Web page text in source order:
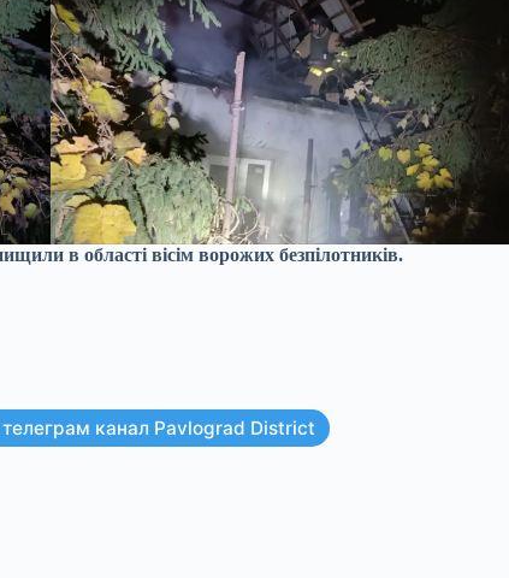
в області вісім ворожих безпілотників.
канал Pavlograd District